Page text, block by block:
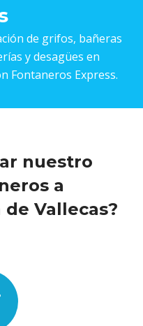
de grifos, bañeras
y desagües en
Fontaneros Express.
nuestro
a
Vallecas?